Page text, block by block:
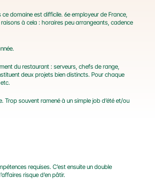
domaine est difficile. 6e employeur de France,
à cela : horaires peu arrangeants, cadence
du restaurant : serveurs, chefs de range,
deux projets bien distincts. Pour chaque
souvent ramené à un simple job d’été et/ou
requises. C’est ensuite un double
risque d’en pâtir.